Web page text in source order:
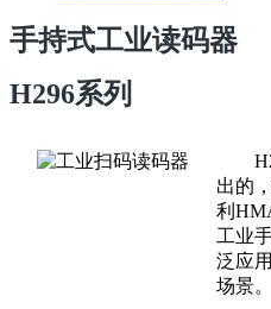
手持式工业读码器
H296系列
出的
利
工业
泛应
场景。